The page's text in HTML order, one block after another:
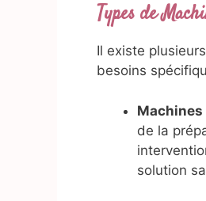
Types de
Il existe
besoins
de la
solution